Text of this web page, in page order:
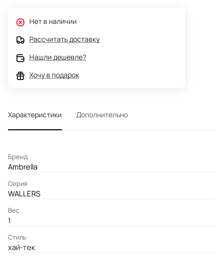
Нет в наличии
Рассчитать доставку
Нашли дешевле?
Хочу в подарок
Характеристики Дополнительно
Бренд
Ambrella
Серия
WALLERS
Вес
1
Стиль
хай-тек